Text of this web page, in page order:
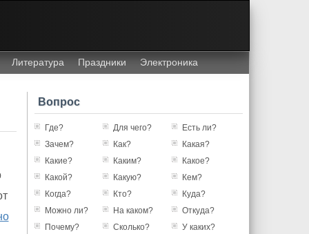
Литература Праздники Электроника
Вопрос
Где? Для чего?
Есть ли?
Зачем?
Как?
Какая?
Какие?
Каким?
Какое?
Какой?
Какую?
Кем?
Когда?
Кто?
Куда?
Можно ли?
На каком?
Откуда?
Почему?
Сколько?
У каких?